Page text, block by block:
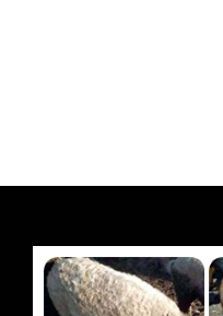
ПОРОДЫ СВИНЕЙ